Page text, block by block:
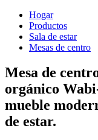
Hogar
Productos
Sala de estar
Mesas de centro
Mesa de
orgánico
mueble
de estar.